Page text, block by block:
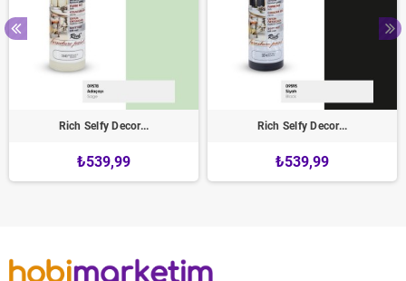
Rich Selfy Decor...
₺539,99
Rich Selfy Decor...
₺539,99